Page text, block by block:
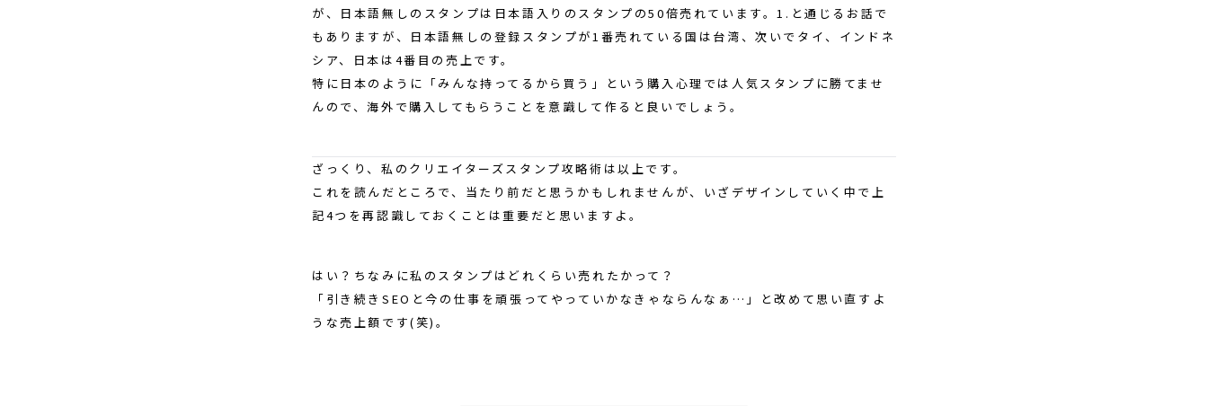
が、日本語無しのスタンプは日本語入りのスタンプの50倍売れています。1.と通じるお話で
もありますが、日本語無しの登録スタンプが1番売れている国は台湾、次いでタイ、インドネ
シア、日本は4番目の売上です。
特に日本のように「みんな持ってるから買う」という購入心理では人気スタンプに勝てませ
んので、海外で購入してもらうことを意識して作ると良いでしょう。
ざっくり、私のクリエイターズスタンプ攻略術は以上です。
これを読んだところで、当たり前だと思うかもしれませんが、いざデザインしていく中で上
記4つを再認識しておくことは重要だと思いますよ。
はい？ちなみに私のスタンプはどれくらい売れたかって？
「引き続きSEOと今の仕事を頑張ってやっていかなきゃならんなぁ…」と改めて思い直すよ
うな売上額です(笑)。